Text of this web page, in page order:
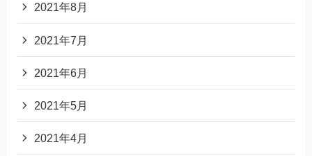
2021年8月
2021年7月
2021年6月
2021年5月
2021年4月